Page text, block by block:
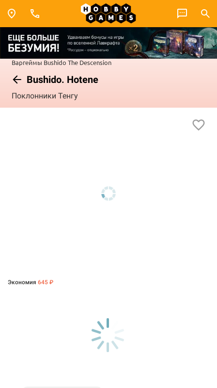
Варгеймы Bushido The Descension
Bushido. Hotene
Поклонники Тенгу
Экономия 645 ₽